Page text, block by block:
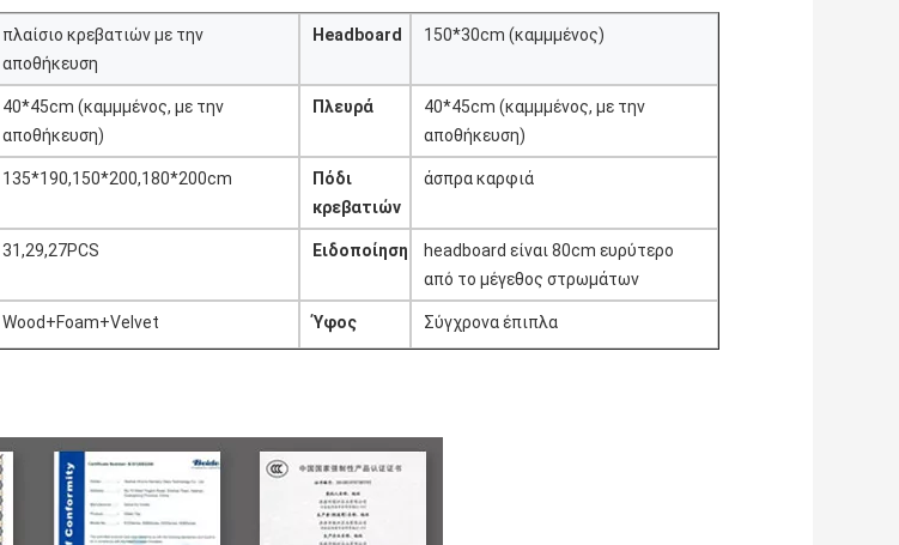
πλαίσιο κρεβατιών με την
αποθήκευση
Headboard 150*30cm (καμμμένος)
40*45cm (καμμμένος, με την
αποθήκευση)
Πλευρά
40*45cm (καμμμένος, με την
αποθήκευση)
135*190,150*200,180*200cm
Πόδι
κρεβατιών
άσπρα καρφιά
31,29,27PCS Ειδοποίηση
headboard είναι 80cm ευρύτερο
από το μέγεθος στρωμάτων
Wood+Foam+Velvet Ύφος Σύγχρονα έπιπλα